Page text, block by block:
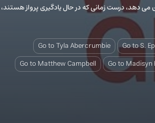
می دهد، درست زمانی که در حال یادگیری پرواز هستند،
Go to S.
Go to Tyla Abercrumbie
Go to Madisyn
Go to Matthew Campbell